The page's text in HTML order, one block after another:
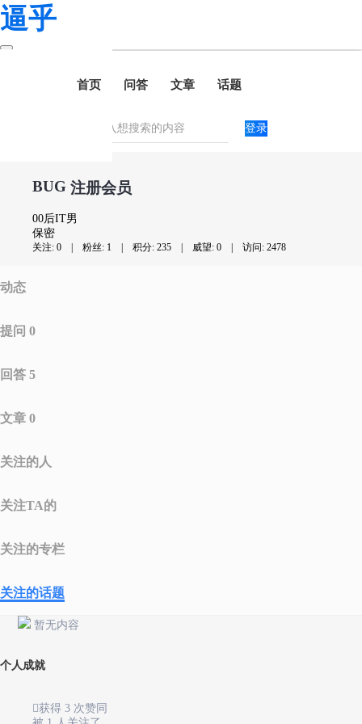
逼乎
首页 问答 文章 话题
登录
BUG 注册会员
00后IT男
保密
关注: 0 | 粉丝: 1 | 积分: 235 | 威望: 0 | 访问: 2478
动态
提问 0
回答 5
文章 0
关注的人
关注TA的
关注的专栏
关注的话题
暂无内容
个人成就
获得 3 次赞同